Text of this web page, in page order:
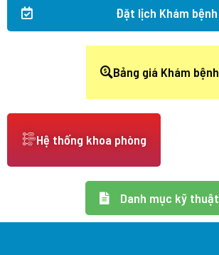
Đặt lịch Khám bệnh
Bảng giá Khám bệnh
Hệ thống khoa phòng
Danh mục kỹ thuật